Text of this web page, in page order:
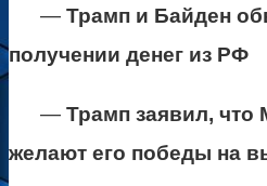
— Трамп и Байден
получении денег из РФ
— Трамп заявил, что
желают его победы на